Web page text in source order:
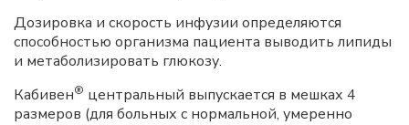
Дозировка и скорость инфузии определяются
способностью организма пациента выводить липиды
и метаболизировать глюкозу.
Кабивен® центральный выпускается в мешках 4
размеров (для больных с нормальной, умеренно